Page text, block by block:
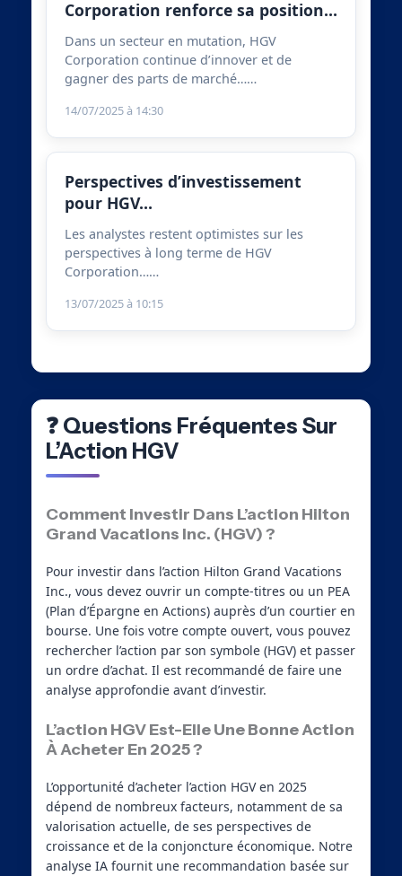
Corporation renforce sa position…
Dans un secteur en mutation, HGV
Corporation continue d’innover et de
gagner des parts de marché……
14/07/2025 à 14:30
Perspectives d’investissement
pour HGV…
Les analystes restent optimistes sur les
perspectives à long terme de HGV
Corporation……
13/07/2025 à 10:15
❓ Questions Fréquentes Sur
L’Action HGV
Comment Investir Dans L’action Hilton
Grand Vacations Inc. (HGV) ?
Pour investir dans l’action Hilton Grand Vacations
Inc., vous devez ouvrir un compte-titres ou un PEA
(Plan d’Épargne en Actions) auprès d’un courtier en
bourse. Une fois votre compte ouvert, vous pouvez
rechercher l’action par son symbole (HGV) et passer
un ordre d’achat. Il est recommandé de faire une
analyse approfondie avant d’investir.
L’action HGV Est-Elle Une Bonne Action
À Acheter En 2025 ?
L’opportunité d’acheter l’action HGV en 2025
dépend de nombreux facteurs, notamment de sa
valorisation actuelle, de ses perspectives de
croissance et de la conjoncture économique. Notre
analyse IA fournit une recommandation basée sur